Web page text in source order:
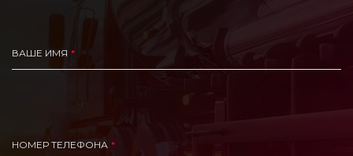
ВАШЕ ИМЯ
НОМЕР ТЕЛЕФОНА